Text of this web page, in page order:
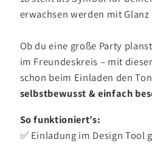
erwachsen werden mit
Ob du eine große Party
im Freundeskreis – mit
schon beim Einladen den
selbstbewusst & einfach
So funktioniert’s:
✅ Einladung im Design Tool